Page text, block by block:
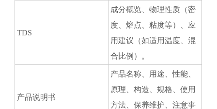
TDS
成分概览、物理性质（密
度、熔点、粘度等）、应
用建议（如适用温度、混
合比例）。
产品说明书
产品名称、用途、性能、
原理、构造、规格、使用
方法、保养维护、注意事